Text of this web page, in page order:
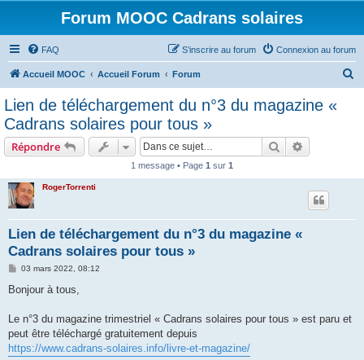
Forum MOOC Cadrans solaires
FAQ Connexion au forum
S’inscrire au forum
Accueil MOOC Accueil Forum Forum
Lien de téléchargement du n°3 du magazine «
Cadrans solaires pour tous »
Répondre Rechercher
1 message • Page 1 sur 1
RogerTorrenti
Lien de téléchargement du n°3 du magazine «
Cadrans solaires pour tous »
M
s
g
03 mars 2022, 08:12
Bonjour à tous,
Le n°3 du magazine trimestriel « Cadrans solaires pour tous » est paru et
peut être téléchargé gratuitement depuis
https://www.cadrans-solaires.info/livre-et-magazine/